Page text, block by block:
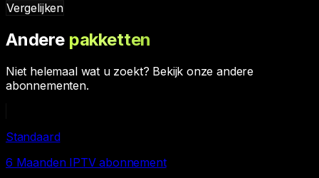
Vergelijken
Andere pakketten
Niet helemaal wat u zoekt? Bekijk onze andere
abonnementen.
Standaard
6 Maanden IPTV abonnement